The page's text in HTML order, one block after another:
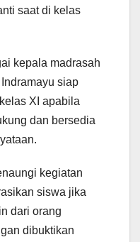
saat di kelas
kepala madrasah
siap
XI apabila
dan bersedia
kegiatan
siswa jika
dari orang
dibuktikan